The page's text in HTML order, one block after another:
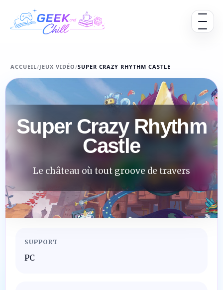
Ouvrir
ACCUEIL/JEUX VIDÉO/SUPER CRAZY RHYTHM CASTLE
Super Crazy Rhythm
Castle
Le château où tout groove de travers
SUPPORT
PC